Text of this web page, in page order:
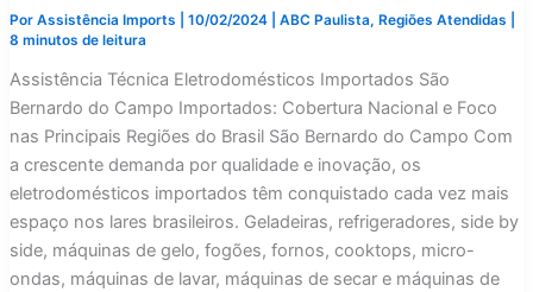
Por Assistência Imports 10/02/2024 ABC Paulista, Regiões Atendidas
8 minutos de leitura
Assistência Técnica Eletrodomésticos Importados São
Bernardo do Campo Importados: Cobertura Nacional e Foco
nas Principais Regiões do Brasil São Bernardo do Campo Com
a crescente demanda por qualidade e inovação, os
eletrodomésticos importados têm conquistado cada vez mais
espaço nos lares brasileiros. Geladeiras, refrigeradores, side by
side, máquinas de gelo, fogões, fornos, cooktops, micro-
ondas, máquinas de lavar, máquinas de secar e máquinas de